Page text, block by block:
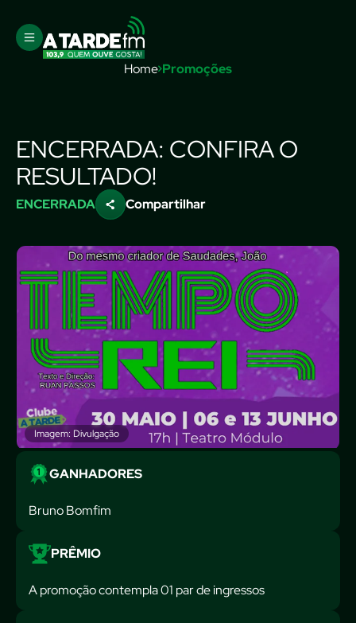
Home Promoções
ENCERRADA: CONFIRA O
RESULTADO!
ENCERRADA Compartilhar
Imagem: Divulgação
GANHADORES
Bruno Bomfim
PRÊMIO
A promoção contempla 01 par de ingressos